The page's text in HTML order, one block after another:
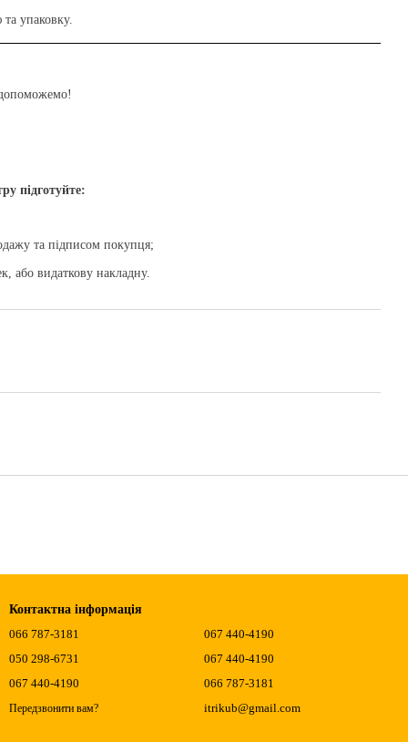
упаковку.
підготуйте:
та підписом покупця;
або видаткову накладну.
Контактна інформація
066 787-3181
050 298-6731
067 440-4190
Передзвонити вам?
067 440-4190
067 440-4190
066 787-3181
itrikub@gmail.com